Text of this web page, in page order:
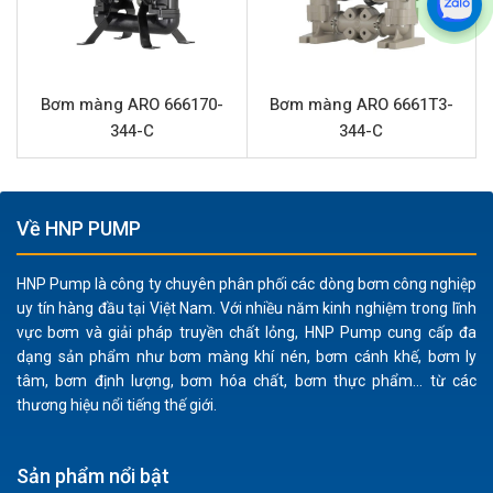
BAP-FAA loại bỏ nguy cơ phát tia lửa điện, đặc biệt an
toàn khi làm việc với dung môi dễ cháy, hóa chất
Vận hành linh hoạt:Khả năng xử lý chất lỏng có lẫn
hạt rắn lên đến 3.3mm, giúp bơm vận chuyển được
nhiều loại chất lỏng công nghiệp mà không bị tắc
nghẽn hay hư hại.
Thiết kế tối ưu:
giúp dễ dàng tích hợp vào các hệ thống đường ống
hiện có, tiết kiệm thời gian và chi phí lắp đặt.
Bảo trì đơn giản:Cấu trúc bơm màng khí nén của
ARO được thiết kế để dễ dàng tiếp cận các bộ phận,
giúp việc bảo trì và thay thế phụ tùng trở nên nhanh
chóng, giảm thiểu thời gian ngừng máy.
Bơm màng ARO 666170-
344-C
Bơm màng ARO 6661T3-
344-C
Về HNP PUMP
HNP Pump là công ty chuyên phân phối các dòng bơm công nghiệp
uy tín hàng đầu tại Việt Nam. Với nhiều năm kinh nghiệm trong lĩnh
vực bơm và giải pháp truyền chất lỏng, HNP Pump cung cấp đa
dạng sản phẩm như bơm màng khí nén, bơm cánh khế, bơm ly
tâm, bơm định lượng, bơm hóa chất, bơm thực phẩm... từ các
thương hiệu nổi tiếng thế giới.
Sản phẩm nổi bật